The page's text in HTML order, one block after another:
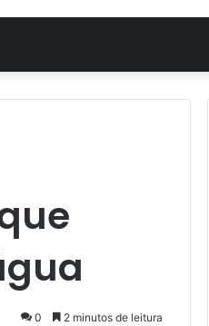
0 2 minutos de leitura